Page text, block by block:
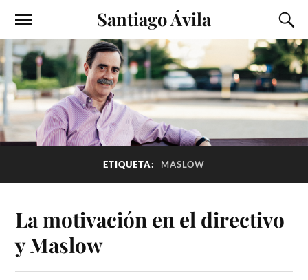
Santiago Ávila
ETIQUETA: MASLOW
La motivación en el directivo
y Maslow